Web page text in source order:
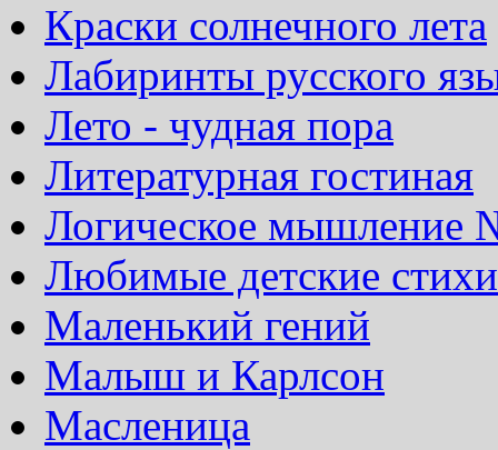
Краски солнечного лета
Лабиринты русского
Лето - чудная пора
Литературная гостиная
Логическое мышление
Любимые детские стихи
Маленький гений
Малыш и Карлсон
Масленица